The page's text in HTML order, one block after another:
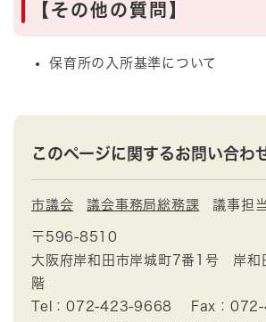
【その他の質問】
保育所の入所基準について
このページに関するお問い合わ
市議会 議会事務局総務課 議事担当
〒596-8510
大阪府岸和田市岸城町7番1号 岸和
階
Tel：072-423-9668
Fax：